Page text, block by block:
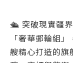
🛳️ 突破現實疆
「奢華郵輪組
艘精心打造的旗